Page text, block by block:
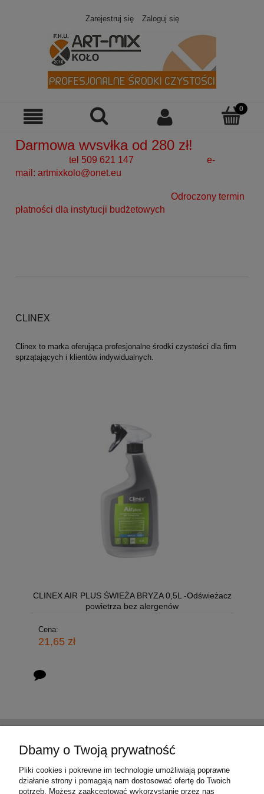
Zarejestruj się Zaloguj się
Darmowa wysyłka od 280 zł!
tel 509 621 147 e-
mail: artmixkolo@onet.eu
Odroczony termin
płatności dla instytucji budżetowych
CLINEX
Clinex to marka oferująca profesjonalne środki czystości dla firm
sprzątających i klientów indywidualnych.
CLINEX AIR PLUS ŚWIEŻA BRYZA 0,5L -Odświeżacz
powietrza bez alergenów
Cena:
21,65 zł
Dbamy o Twoją prywatność
Pliki cookies i pokrewne im technologie umożliwiają poprawne
działanie strony i pomagają nam dostosować ofertę do Twoich
potrzeb. Możesz zaakceptować wykorzystanie przez nas